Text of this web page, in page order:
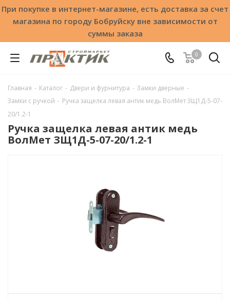
При покупке в интернет-магазине, есть доставка за счет
магазина по городу Бобруйску вне зависимости от
суммы заказа
0
Главная - Каталог - Двери и фурнитура - Замки дверные -
Замки с ручкой - Ручка защелка левая антик медь ВолМет ЗЩ1Д-5-07-
20/1.2-1
Ручка защелка левая антик медь
ВолМет ЗЩ1Д-5-07-20/1.2-1